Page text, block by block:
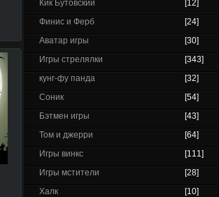
Кик Бутовский
[12]
Финис и Ферб
[24]
Аватар игры
[30]
Игры стрелялки
[343]
кунг-фу панда
[32]
Соник
[54]
Бэтмен игры
[43]
Том и джерри
[64]
Игры винкс
[111]
Игры мстители
[28]
Халк
[10]